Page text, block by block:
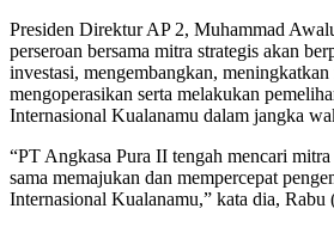
Presiden Direktur AP 2, Muhammad
perseroan bersama mitra strategis akan
investasi, mengembangkan,
mengoperasikan serta melakukan
Internasional Kualanamu dalam jangka
“PT Angkasa Pura II tengah mencari
sama memajukan dan mempercepat
Internasional Kualanamu,” kata dia, Rabu